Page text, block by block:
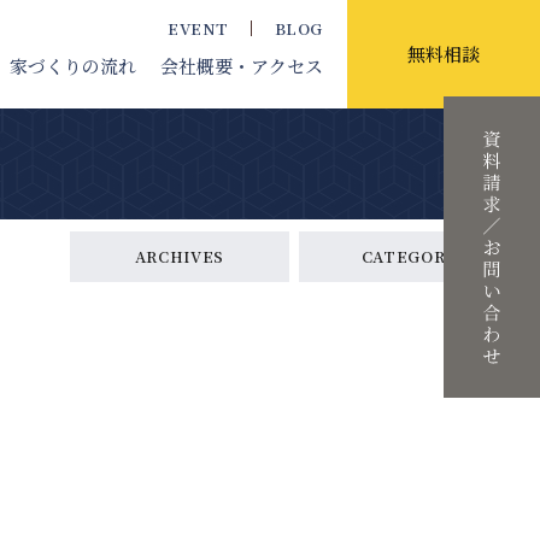
家づくりの流れ 会社概要 ・アクセス
EVENT BLOG
無料相談
ARCHIVES CATEGORY